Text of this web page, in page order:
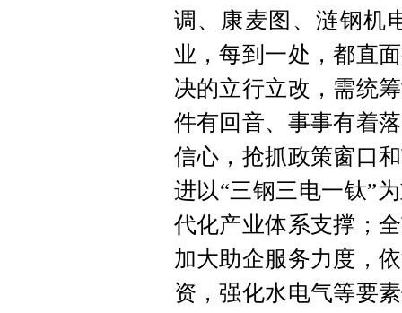
调、康麦图、涟钢机
业，每到一处，都直
决的立行立改，需统
件有回音、事事有着
信心，抢抓政策窗口
进以“三钢三电一钛”
代化产业体系支撑；
加大助企服务力度，
资，强化水电气等要